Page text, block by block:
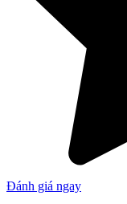
Đánh giá ngay